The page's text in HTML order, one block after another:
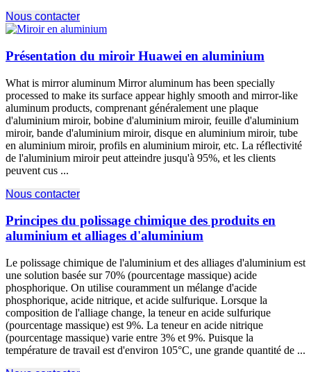
Nous contacter
Présentation du miroir Huawei en aluminium
What is mirror aluminum Mirror aluminum has been specially
processed to make its surface appear highly smooth and mirror-like
aluminum products, comprenant généralement une plaque
d'aluminium miroir, bobine d'aluminium miroir, feuille d'aluminium
miroir, bande d'aluminium miroir, disque en aluminium miroir, tube
en aluminium miroir, profils en aluminium miroir, etc. La réflectivité
de l'aluminium miroir peut atteindre jusqu'à 95%, et les clients
peuvent cus ...
Nous contacter
Principes du polissage chimique des produits en
aluminium et alliages d'aluminium
Le polissage chimique de l'aluminium et des alliages d'aluminium est
une solution basée sur 70% (pourcentage massique) acide
phosphorique. On utilise couramment un mélange d'acide
phosphorique, acide nitrique, et acide sulfurique. Lorsque la
composition de l'alliage change, la teneur en acide sulfurique
(pourcentage massique) est 9%. La teneur en acide nitrique
(pourcentage massique) varie entre 3% et 9%. Puisque la
température de travail est d'environ 105°C, une grande quantité de ...